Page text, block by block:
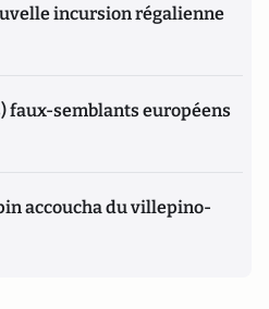
incursion régalienne
faux-semblants européens
accoucha du villepino-